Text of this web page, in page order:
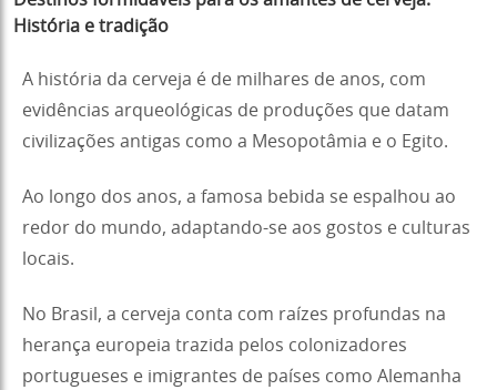
História e tradição
A história da cerveja é de milhares de anos, com
evidências arqueológicas de produções que datam
civilizações antigas como a Mesopotâmia e o Egito.
Ao longo dos anos, a famosa bebida se espalhou ao
redor do mundo, adaptando-se aos gostos e culturas
locais.
No Brasil, a cerveja conta com raízes profundas na
herança europeia trazida pelos colonizadores
portugueses e imigrantes de países como Alemanha